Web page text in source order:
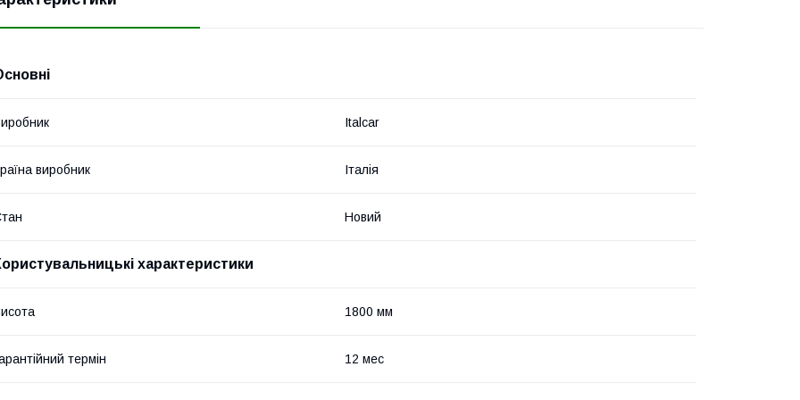
Italcar
виробник Італія
Новий
характеристики
1800 мм
термін 12 мес